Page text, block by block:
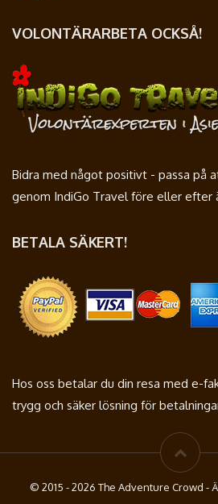
VOLONTÄRARBETA OCKSÅ!
Bidra med något positivt - passa på
genom IndiGo Travel före eller efter
BETALA SÄKERT!
Hos oss betalar du din resa med e-
trygg och säker lösning för
© 2015 - 2026 The Adventure Crowd -